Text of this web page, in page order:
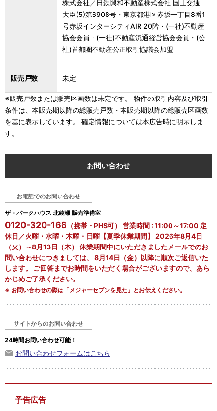
株式会社／日鉄興和不動産株式会社 国土交通
大臣(5)第6908号・東京都港区赤坂一丁目8番1
号赤坂インターシティAIR 20階・(一社)不動産
協会会員・(一社)不動産流通経営協会会員・(公
社)首都圏不動産公正取引協議会加盟
販売戸数 未定
※販売戸数または販売区画数は未定です。 物件の取引内容及び取引
条件は、本販売期以降の総販売戸数・本販売期以降の総販売区画数
を基に表示しています。 確定情報については本広告時に明示しま
す。
お問い合わせ
お電話でのお問い合わせ
ザ・パークハウス 北綾瀬 販売準備室
0120-320-166 （携帯・PHS可） 営業時間 : 11:00～17:00 定
休日／火曜・水曜・木曜・日曜【夏季休業期間】 2026年8月4日
（火）～8月13日（木） 休業期間中にいただきましたメールでのお
問い合わせにつきましては、 8月14日（金）以降に順次ご返信いた
します。 ご回答までお時間をいただく場合がございますので、あら
かじめご了承ください。
※ お問い合わせの際は「メジャーセブンを見た」とお伝えください。
サイトからのお問い合わせ
24時間お問い合わせ可能！
お問い合わせフォームはこちら
予告広告